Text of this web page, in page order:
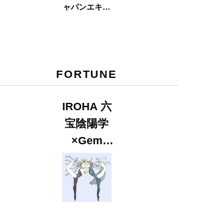
ャパンエキス
FORTUNE
IROHA 六
宝陰陽学
×Gem
Muse
【GLITTER
2023